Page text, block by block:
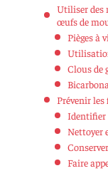
Utiliser des
œufs de
Pièges à
Clous de
Prévenir
Identifier
Nettoyer
Faire